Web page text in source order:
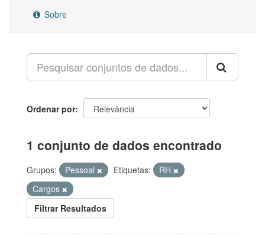
Sobre
Ordenar por
1 conjunto de dados encontrado
Grupos: Pessoal Etiquetas:
RH
Cargos
Filtrar Resultados